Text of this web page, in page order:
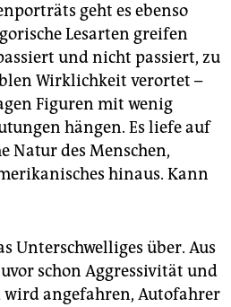
geht es ebenso
Lesarten greifen
und nicht passiert, zu
Wirklichkeit verortet –
Figuren mit wenig
hängen. Es liefe auf
Natur des Menschen,
hinaus. Kann
Unterschwelliges über. Aus
schon Aggressivität und
wird angefahren, Autofahrer